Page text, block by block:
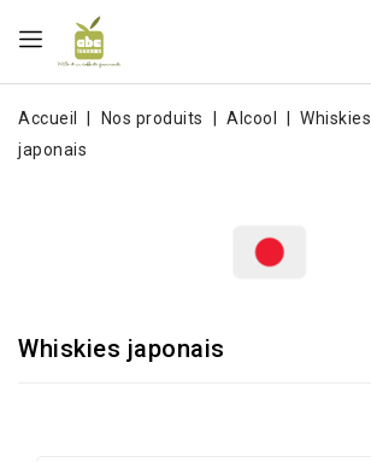
Accueil Nos produits Alcool Whiskies
japonais
Whiskies japonais